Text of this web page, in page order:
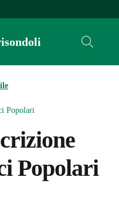
Popolari
Popolari